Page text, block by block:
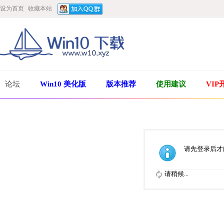
设为首页 收藏本站
论坛 Win10 美化版 版本推荐 使用建议 VIP
请先登录后
请稍候...